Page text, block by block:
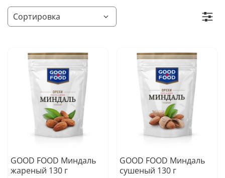
GOOD FOOD Миндаль
жареный 130 г
GOOD FOOD Миндаль
сушеный 130 г